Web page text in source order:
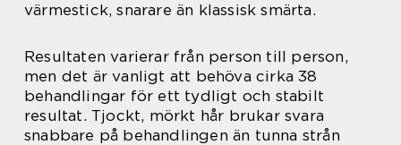
värmestick, snarare än klassisk smärta.
Resultaten varierar från person till person,
men det är vanligt att behöva cirka 38
behandlingar för ett tydligt och stabilt
resultat. Tjockt, mörkt hår brukar svara
snabbare på behandlingen än tunna strån